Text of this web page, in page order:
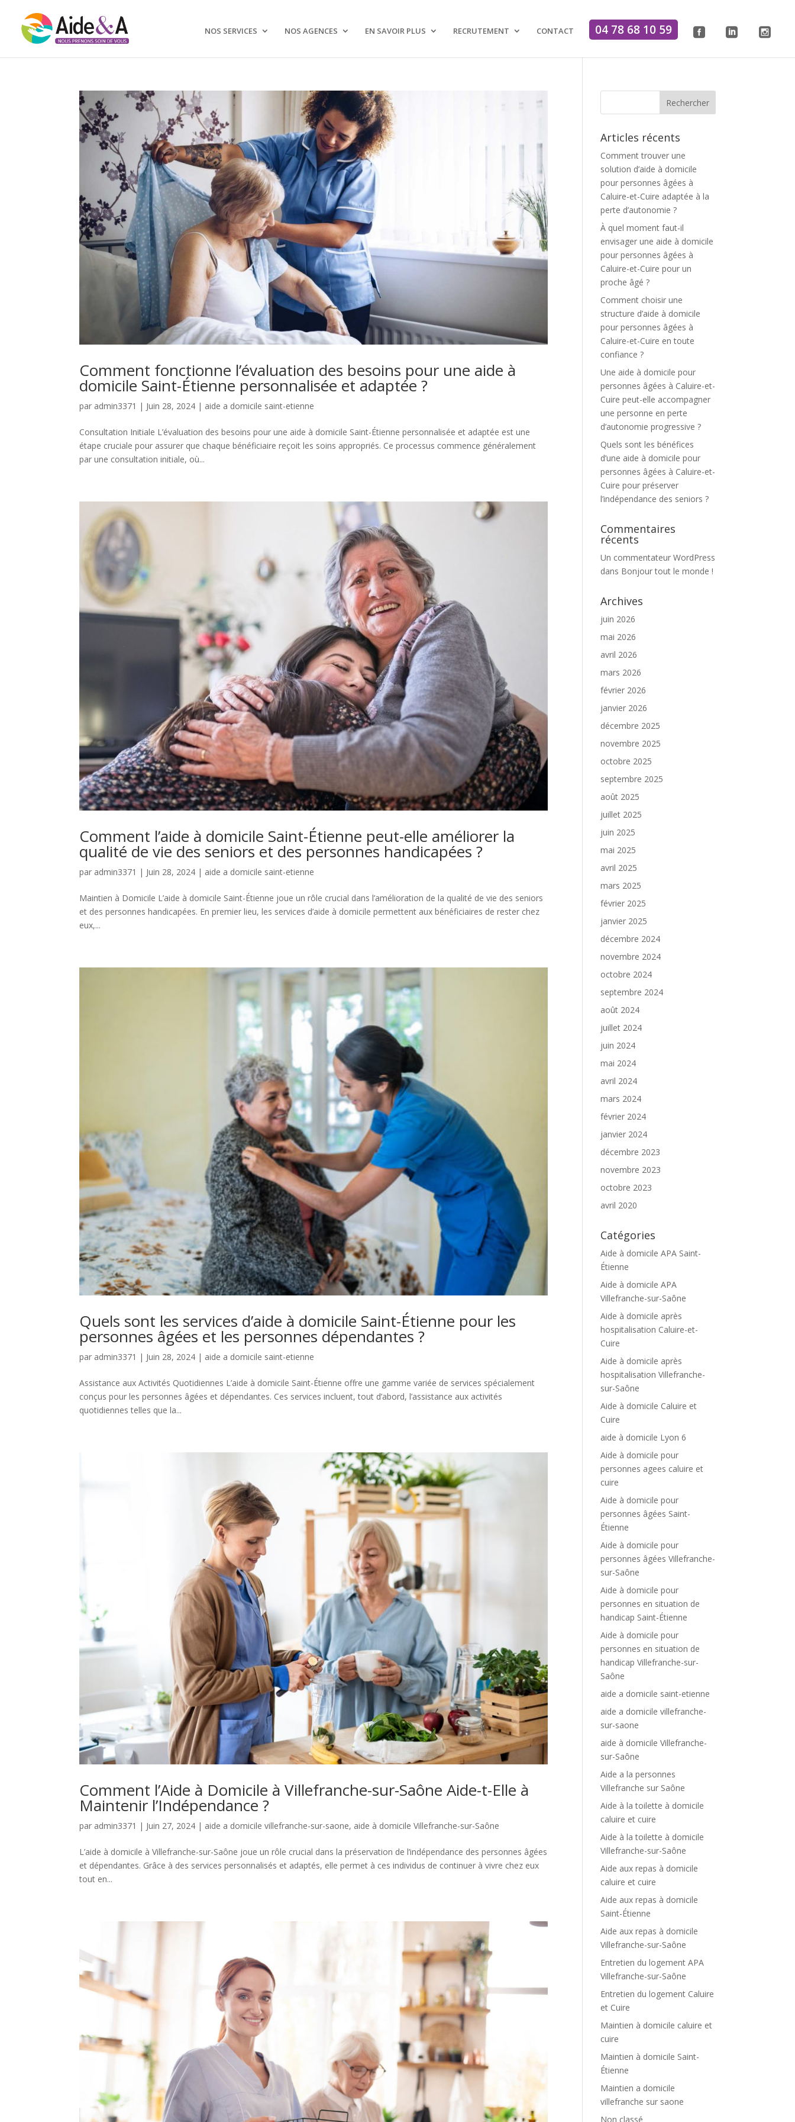
NOS SERVICES NOS AGENCES EN SAVOIR PLUS RECRUTEMENT CONTACT 04 78 68 10 59
Comment fonctionne l’évaluation des besoins pour une aide à
domicile Saint-Étienne personnalisée et adaptée ?
par admin3371 | Juin 28, 2024 | aide a domicile saint-etienne
Consultation Initiale L’évaluation des besoins pour une aide à domicile Saint-Étienne personnalisée et adaptée est une
étape cruciale pour assurer que chaque bénéficiaire reçoit les soins appropriés. Ce processus commence généralement
par une consultation initiale, où...
Comment l’aide à domicile Saint-Étienne peut-elle améliorer la
qualité de vie des seniors et des personnes handicapées ?
par admin3371 | Juin 28, 2024 | aide a domicile saint-etienne
Maintien à Domicile L’aide à domicile Saint-Étienne joue un rôle crucial dans l’amélioration de la qualité de vie des seniors
et des personnes handicapées. En premier lieu, les services d’aide à domicile permettent aux bénéficiaires de rester chez
eux,...
Quels sont les services d’aide à domicile Saint-Étienne pour les
personnes âgées et les personnes dépendantes ?
par admin3371 | Juin 28, 2024 | aide a domicile saint-etienne
Assistance aux Activités Quotidiennes L’aide à domicile Saint-Étienne offre une gamme variée de services spécialement
conçus pour les personnes âgées et dépendantes. Ces services incluent, tout d’abord, l’assistance aux activités
quotidiennes telles que la...
Comment l’Aide à Domicile à Villefranche-sur-Saône Aide-t-Elle à
Maintenir l’Indépendance ?
par admin3371 | Juin 27, 2024 | aide a domicile villefranche-sur-saone, aide à domicile Villefranche-sur-Saône
L’aide à domicile à Villefranche-sur-Saône joue un rôle crucial dans la préservation de l’indépendance des personnes âgées
et dépendantes. Grâce à des services personnalisés et adaptés, elle permet à ces individus de continuer à vivre chez eux
tout en...
Articles récents
Comment trouver une
solution d’aide à domicile
pour personnes âgées à
Caluire-et-Cuire adaptée à la
perte d’autonomie ?
À quel moment faut-il
envisager une aide à domicile
pour personnes âgées à
Caluire-et-Cuire pour un
proche âgé ?
Comment choisir une
structure d’aide à domicile
pour personnes âgées à
Caluire-et-Cuire en toute
confiance ?
Une aide à domicile pour
personnes âgées à Caluire-et-
Cuire peut-elle accompagner
une personne en perte
d’autonomie progressive ?
Quels sont les bénéfices
d’une aide à domicile pour
personnes âgées à Caluire-et-
Cuire pour préserver
l’indépendance des seniors ?
Commentaires
récents
Un commentateur WordPress
dans Bonjour tout le monde !
Archives
juin 2026
mai 2026
avril 2026
mars 2026
février 2026
janvier 2026
décembre 2025
novembre 2025
octobre 2025
septembre 2025
août 2025
juillet 2025
juin 2025
mai 2025
avril 2025
mars 2025
février 2025
janvier 2025
décembre 2024
novembre 2024
octobre 2024
septembre 2024
août 2024
juillet 2024
juin 2024
mai 2024
avril 2024
mars 2024
février 2024
janvier 2024
décembre 2023
novembre 2023
octobre 2023
avril 2020
Catégories
Aide à domicile APA Saint-
Étienne
Aide à domicile APA
Villefranche-sur-Saône
Aide à domicile après
hospitalisation Caluire-et-
Cuire
Aide à domicile après
hospitalisation Villefranche-
sur-Saône
Aide à domicile Caluire et
Cuire
aide à domicile Lyon 6
Aide à domicile pour
personnes agees caluire et
cuire
Aide à domicile pour
personnes âgées Saint-
Étienne
Aide à domicile pour
personnes âgées Villefranche-
sur-Saône
Aide à domicile pour
personnes en situation de
handicap Saint-Étienne
Aide à domicile pour
personnes en situation de
handicap Villefranche-sur-
Saône
aide a domicile saint-etienne
aide a domicile villefranche-
sur-saone
aide à domicile Villefranche-
sur-Saône
Aide a la personnes
Villefranche sur Saône
Aide à la toilette à domicile
caluire et cuire
Aide à la toilette à domicile
Villefranche-sur-Saône
Aide aux repas à domicile
caluire et cuire
Aide aux repas à domicile
Saint-Étienne
Aide aux repas à domicile
Villefranche-sur-Saône
Entretien du logement APA
Villefranche-sur-Saône
Entretien du logement Caluire
et Cuire
Maintien à domicile caluire et
cuire
Maintien à domicile Saint-
Étienne
Maintien a domicile
villefranche sur saone
Non classé